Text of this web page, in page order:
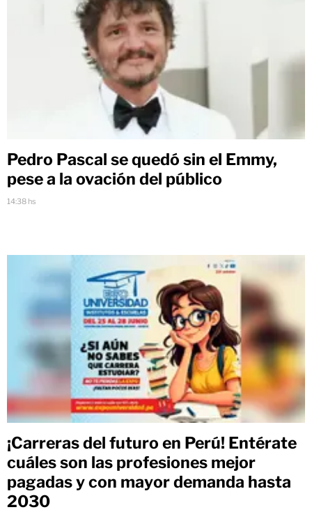
Pedro Pascal se quedó sin el Emmy,
pese a la ovación del público
14:38 hs
¡Carreras del futuro en Perú! Entérate
cuáles son las profesiones mejor
pagadas y con mayor demanda hasta
2030